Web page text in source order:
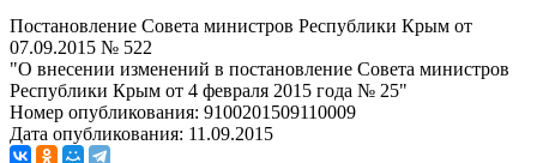
Постановление Совета министров Республики Крым от
07.09.2015 № 522
"О внесении изменений в постановление Совета министров
Республики Крым от 4 февраля 2015 года № 25"
Номер опубликования: 9100201509110009
Дата опубликования: 11.09.2015